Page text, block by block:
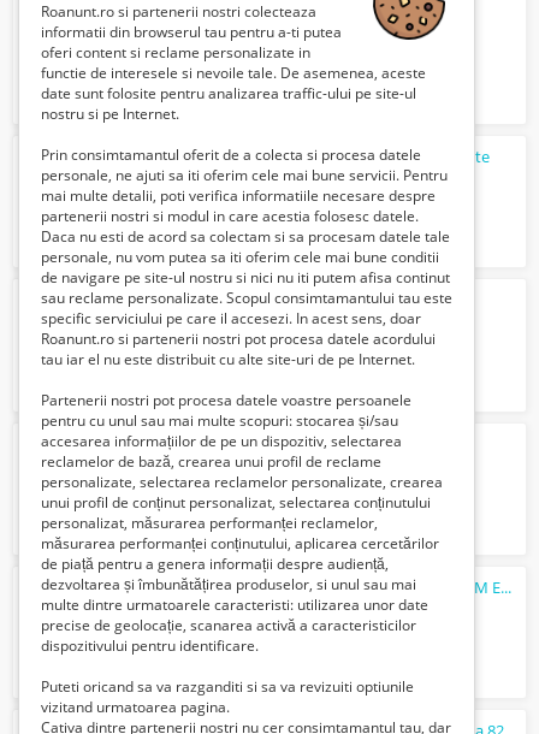
INSTALATOR SANITAR NON STOP
50 Lei
VANDCASAbatraneasca & TEREN la munte
Verifica cu vanzatorul
depozite cafea germania
2400 Euro €
Casa in Calugareni, Giurgiu
75000 Euro €
Lichidator judiciar vand Stație de muls FGM Euro Glass
190000 Lei
Roanunt.ro si partenerii nostri colecteaza
informatii din browserul tau pentru a-ti putea
oferi content si reclame personalizate in
functie de interesele si nevoile tale. De asemenea, aceste
date sunt folosite pentru analizarea traffic-ului pe site-ul
nostru si pe Internet.
Prin consimtamantul oferit de a colecta si procesa datele
personale, ne ajuti sa iti oferim cele mai bune servicii. Pentru
mai multe detalii, poti verifica informatiile necesare despre
partenerii nostri si modul in care acestia folosesc datele.
Daca nu esti de acord sa colectam si sa procesam datele tale
personale, nu vom putea sa iti oferim cele mai bune conditii
de navigare pe site-ul nostru si nici nu iti putem afisa continut
sau reclame personalizate. Scopul consimtamantului tau este
specific serviciului pe care il accesezi. In acest sens, doar
Roanunt.ro si partenerii nostri pot procesa datele acordului
tau iar el nu este distribuit cu alte site-uri de pe Internet.
Partenerii nostri pot procesa datele voastre persoanele
pentru cu unul sau mai multe scopuri: stocarea și/sau
accesarea informațiilor de pe un dispozitiv, selectarea
reclamelor de bază, crearea unui profil de reclame
personalizate, selectarea reclamelor personalizate, crearea
unui profil de conținut personalizat, selectarea conținutului
personalizat, măsurarea performanței reclamelor,
măsurarea performanței conținutului, aplicarea cercetărilor
de piață pentru a genera informații despre audiență,
dezvoltarea și îmbunătățirea produselor, si unul sau mai
multe dintre urmatoarele caracteristi: utilizarea unor date
precise de geolocație, scanarea activă a caracteristicilor
dispozitivului pentru identificare.
Puteti oricand sa va razganditi si sa va revizuiti optiunile
vizitand urmatoarea pagina.
Cativa dintre partenerii nostri nu cer consimtamantul tau, dar